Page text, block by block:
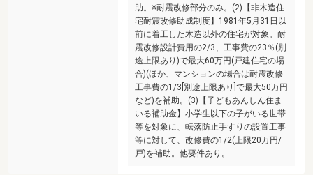
助。※耐震改修部分のみ。(2)【非木造住
宅耐震改修助成制度】1981年5月31日以
前に着工した木造以外の住宅が対象。耐
震改修設計費用の2/3、工事費の23％(別
途上限あり)で最大60万円(戸建住宅の場
合)(ほか、マンションの場合は耐震改修
工事費の1/3[別途上限あり]で最大50万円
など)を補助。(3)【子どもあんしん住ま
いる補助金】小学生以下の子がいる世帯
等を対象に、転落防止手すりの設置工事
等に対して、改修費の1/2(上限20万円/
戸)を補助。他要件あり。